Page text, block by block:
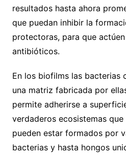
resultados hasta ahora
que puedan inhibir la
protectoras, para que
antibióticos.
En los biofilms las bacterias
una matriz fabricada por
permite adherirse a
verdaderos ecosistemas
pueden estar formados por
bacterias y hasta hongos